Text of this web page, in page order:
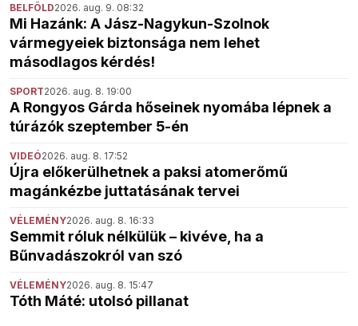
BELFÖLD2026. aug. 9. 08:32
Mi Hazánk: A Jász-Nagykun-Szolnok
vármegyeiek biztonsága nem lehet
másodlagos kérdés!
SPORT2026. aug. 8. 19:00
A Rongyos Gárda hőseinek nyomába lépnek a
túrázók szeptember 5-én
VIDEÓ2026. aug. 8. 17:52
Újra előkerülhetnek a paksi atomerőmű
magánkézbe juttatásának tervei
VÉLEMÉNY2026. aug. 8. 16:33
Semmit róluk nélkülük – kivéve, ha a
Bűnvadászokról van szó
VÉLEMÉNY2026. aug. 8. 15:47
Tóth Máté: utolsó pillanat